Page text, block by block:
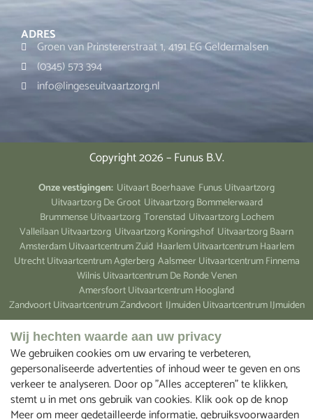
ADRES
Groen van Prinstererstraat 1, 4191 EG Geldermalsen
(0345) 573 394
info@lingeseuitvaartzorg.nl
Copyright 2026 – Funus B.V.
Onze vestigingen: Uitvaart Boerhaave Funus Uitvaartzorg
Uitvaartzorg De Groot Uitvaartzorg Bommelerwaard
Brummense Uitvaartzorg Torenstad Uitvaartzorg Lochem
Valleilaan Uitvaartzorg Uitvaartzorg Koningshof Uitvaartzorg Baarn
Amsterdam Uitvaartcentrum Zuid Haarlem Uitvaartcentrum Haarlem
Utrecht Uitvaartcentrum Agterberg Aalsmeer Uitvaartcentrum Finnema
Wilnis Uitvaartcentrum De Ronde Venen
Amersfoort Uitvaartcentrum Hoogland
Zandvoort Uitvaartcentrum Zandvoort IJmuiden Uitvaartcentrum IJmuiden
Wij hechten waarde aan uw privacy
We gebruiken cookies om uw ervaring te verbeteren,
gepersonaliseerde advertenties of inhoud weer te geven en ons
verkeer te analyseren. Door op "Alles accepteren" te klikken,
stemt u in met ons gebruik van cookies. Klik ook op de knop